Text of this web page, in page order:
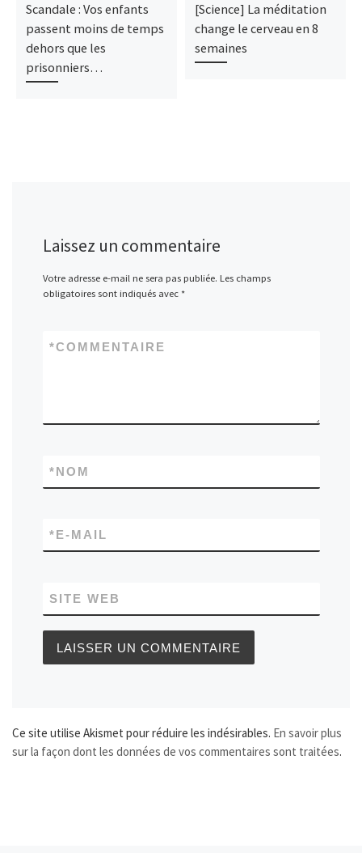
Scandale : Vos enfants
passent moins de temps
dehors que les
prisonniers…
[Science] La méditation
change le cerveau en 8
semaines
Laissez un commentaire
Votre adresse e-mail ne sera pas publiée. Les champs
obligatoires sont indiqués avec *
COMMENTAIRE
*
NOM
*
E-MAIL
*
SITE WEB
Ce site utilise Akismet pour réduire les indésirables. En savoir plus
sur la façon dont les données de vos commentaires sont traitées.